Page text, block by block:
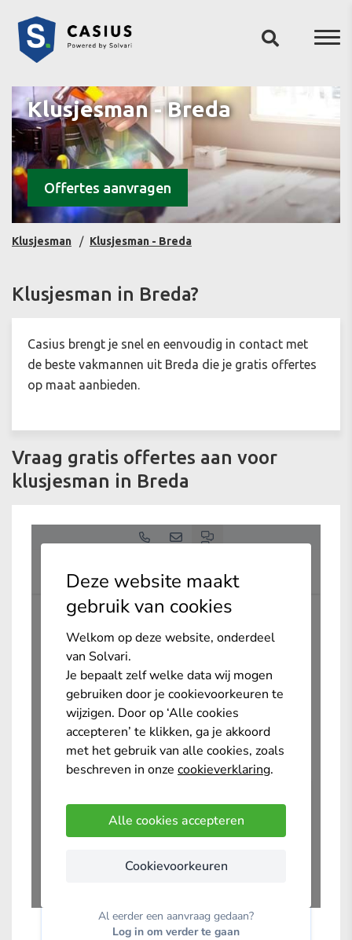
Klusjesman - Breda
Offertes aanvragen
Klusjesman Klusjesman - Breda
Klusjesman in Breda?
Casius brengt je snel en eenvoudig in contact met
de beste vakmannen uit Breda die je gratis offertes
op maat aanbieden.
Vraag gratis offertes aan voor
klusjesman in Breda